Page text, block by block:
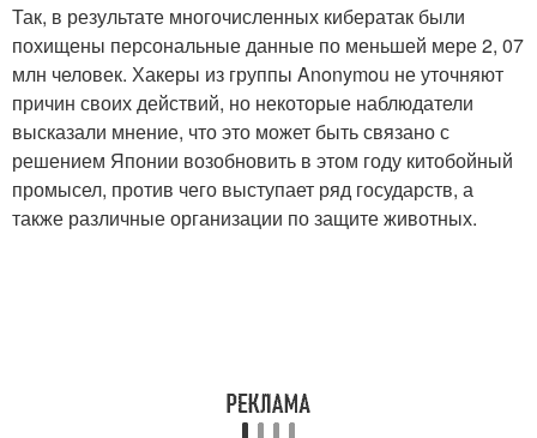
Так, в результате многочисленных кибератак были
похищены персональные данные по меньшей мере 2, 07
млн человек. Хакеры из группы Anonymou не уточняют
причин своих действий, но некоторые наблюдатели
высказали мнение, что это может быть связано с
решением Японии возобновить в этом году китобойный
промысел, против чего выступает ряд государств, а
также различные организации по защите животных.